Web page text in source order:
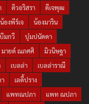
ดิวอริสรา
ดีเจพุฒ
น้องพีร์เจ
น้องมาริน
บีมกวี
บุ๋มปนัดดา
มายด์ ณภศศิ
มิวนิษฐา
เบลล่า
เบลล่าราณี
เลดี้ปราง
แพทณปภา
แพท ณปภา